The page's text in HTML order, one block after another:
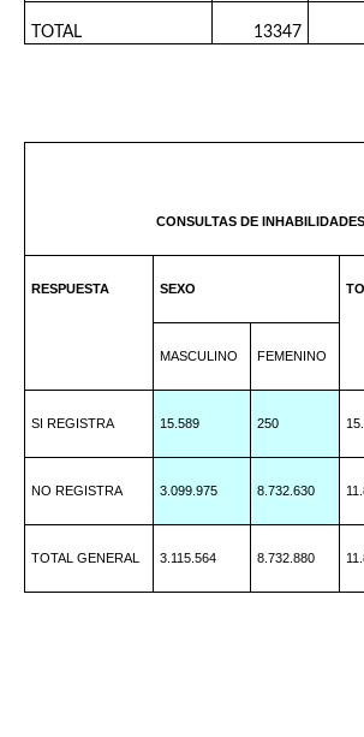
TOTAL 13347
CONSULTAS DE
RESPUESTA SEXO
MASCULINO FEMENINO
SI REGISTRA 15.589 250
NO REGISTRA 3.099.975 8.732.630
TOTAL GENERAL 3.115.564 8.732.880